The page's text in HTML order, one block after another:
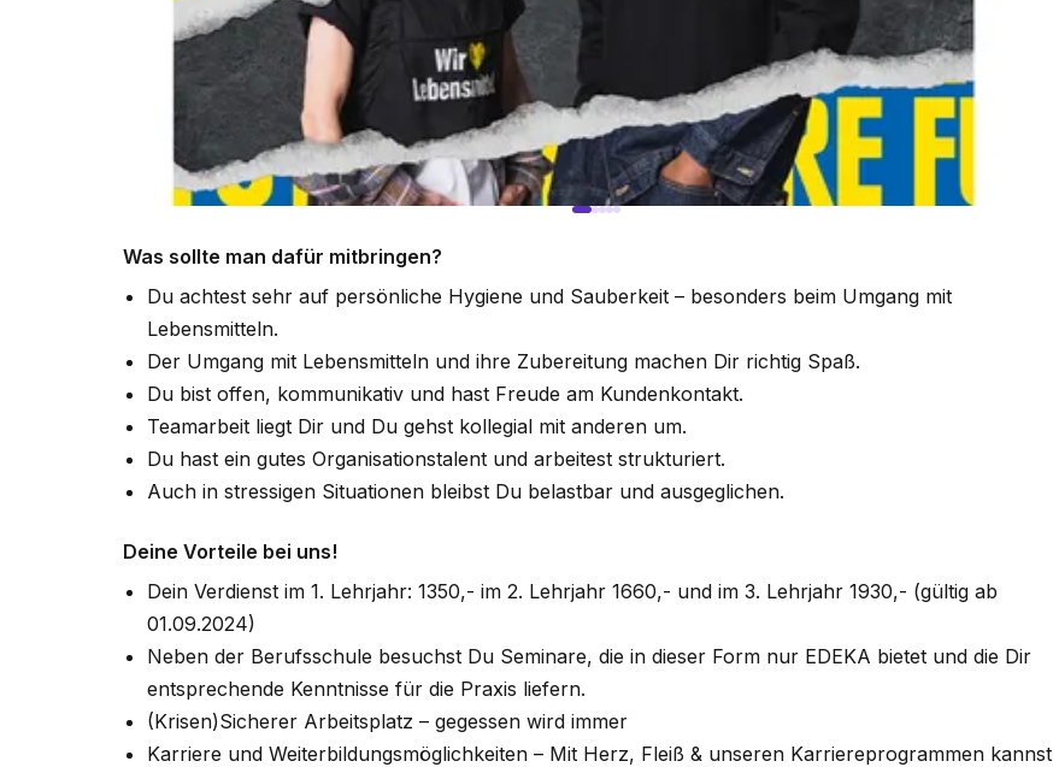
Was sollte man dafür mitbringen?
Du achtest sehr auf persönliche Hygiene und Sauberkeit – besonders beim Umgang mit
Lebensmitteln.
Der Umgang mit Lebensmitteln und ihre Zubereitung machen Dir richtig Spaß.
Du bist offen, kommunikativ und hast Freude am Kundenkontakt.
Teamarbeit liegt Dir und Du gehst kollegial mit anderen um.
Du hast ein gutes Organisationstalent und arbeitest strukturiert.
Auch in stressigen Situationen bleibst Du belastbar und ausgeglichen.
Deine Vorteile bei uns!
Dein Verdienst im 1. Lehrjahr: 1350,- im 2. Lehrjahr 1660,- und im 3. Lehrjahr 1930,- (gültig ab
01.09.2024)
Neben der Berufsschule besuchst Du Seminare, die in dieser Form nur EDEKA bietet und die Dir
entsprechende Kenntnisse für die Praxis liefern.
(Krisen)Sicherer Arbeitsplatz – gegessen wird immer
Karriere und Weiterbildungsmöglichkeiten – Mit Herz, Fleiß & unseren Karriereprogrammen kannst